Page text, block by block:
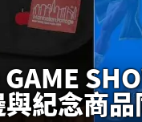
GAME
紀念商品